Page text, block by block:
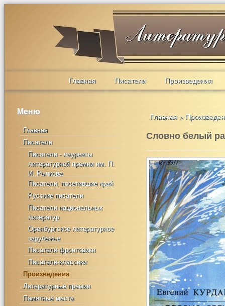
Главная Писатели Произведения
Меню
Главная
Писатели
Писатели - лауреаты
литературной премии им. П.
И. Рычкова
Писатели, посетившие край
Русские писатели
Писатели национальных
литератур
Оренбургское литературное
зарубежье
Писатели-фронтовики
Писатели-классики
Произведения
Литературные премии
Памятные места
Главная »
Словно белый